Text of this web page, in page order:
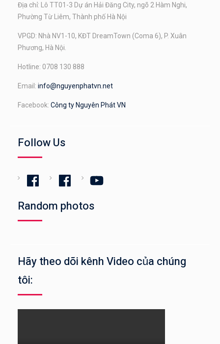
Địa chỉ: Lô TT01-3 Dự án Hải Đăng City, ngõ 2 Hàm Nghi,
Phường Từ Liêm, Thành phố Hà Nội
VPGD: Nhà NV1-10, KĐT DreamTown (Coma 6), P. Xuân
Phương, Hà Nội.
Hotline: 0708 130 888
Email: info@nguyenphatvn.net
Facebook:Công ty Nguyên Phát VN
Follow Us
Facebook Facebook YouTube
Random photos
Hãy theo dõi kênh Video của chúng
tôi: